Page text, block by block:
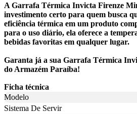
A Garrafa Térmica Invicta Firenze
investimento certo para quem busca
eficiência térmica em um produto
para o uso diário, ela oferece a
bebidas favoritas em qualquer lugar.
Garanta já a sua Garrafa Térmica
do Armazém Paraíba!
Ficha técnica
Modelo
Sistema De Servir